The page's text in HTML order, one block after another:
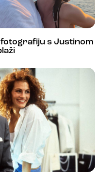
fotografiju s Justinom